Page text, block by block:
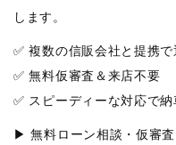
します。
✅ 複数の信販会社と提携
✅ 無料仮審査＆来店不要
✅ スピーディーな対応で
▶ 無料ローン相談・仮審査